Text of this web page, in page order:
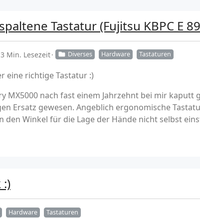
Tastatur (Fujitsu KBPC E
3 Min. Lesezeit Diverses Hardware Tastaturen
eine richtige Tastatur :)
MX5000 nach fast einem Jahrzehnt bei mir
Ersatz gewesen. Angeblich ergonomische
den Winkel für die Lage der Hände nicht selbst
Hardware Tastaturen